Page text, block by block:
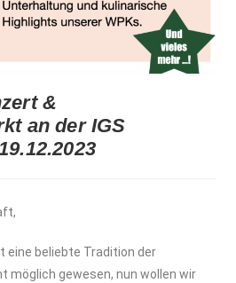
&
an der IGS
eine beliebte Tradition der
möglich gewesen, nun wollen wir